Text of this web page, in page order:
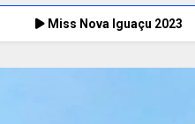
Miss Nova Iguaçu 2023